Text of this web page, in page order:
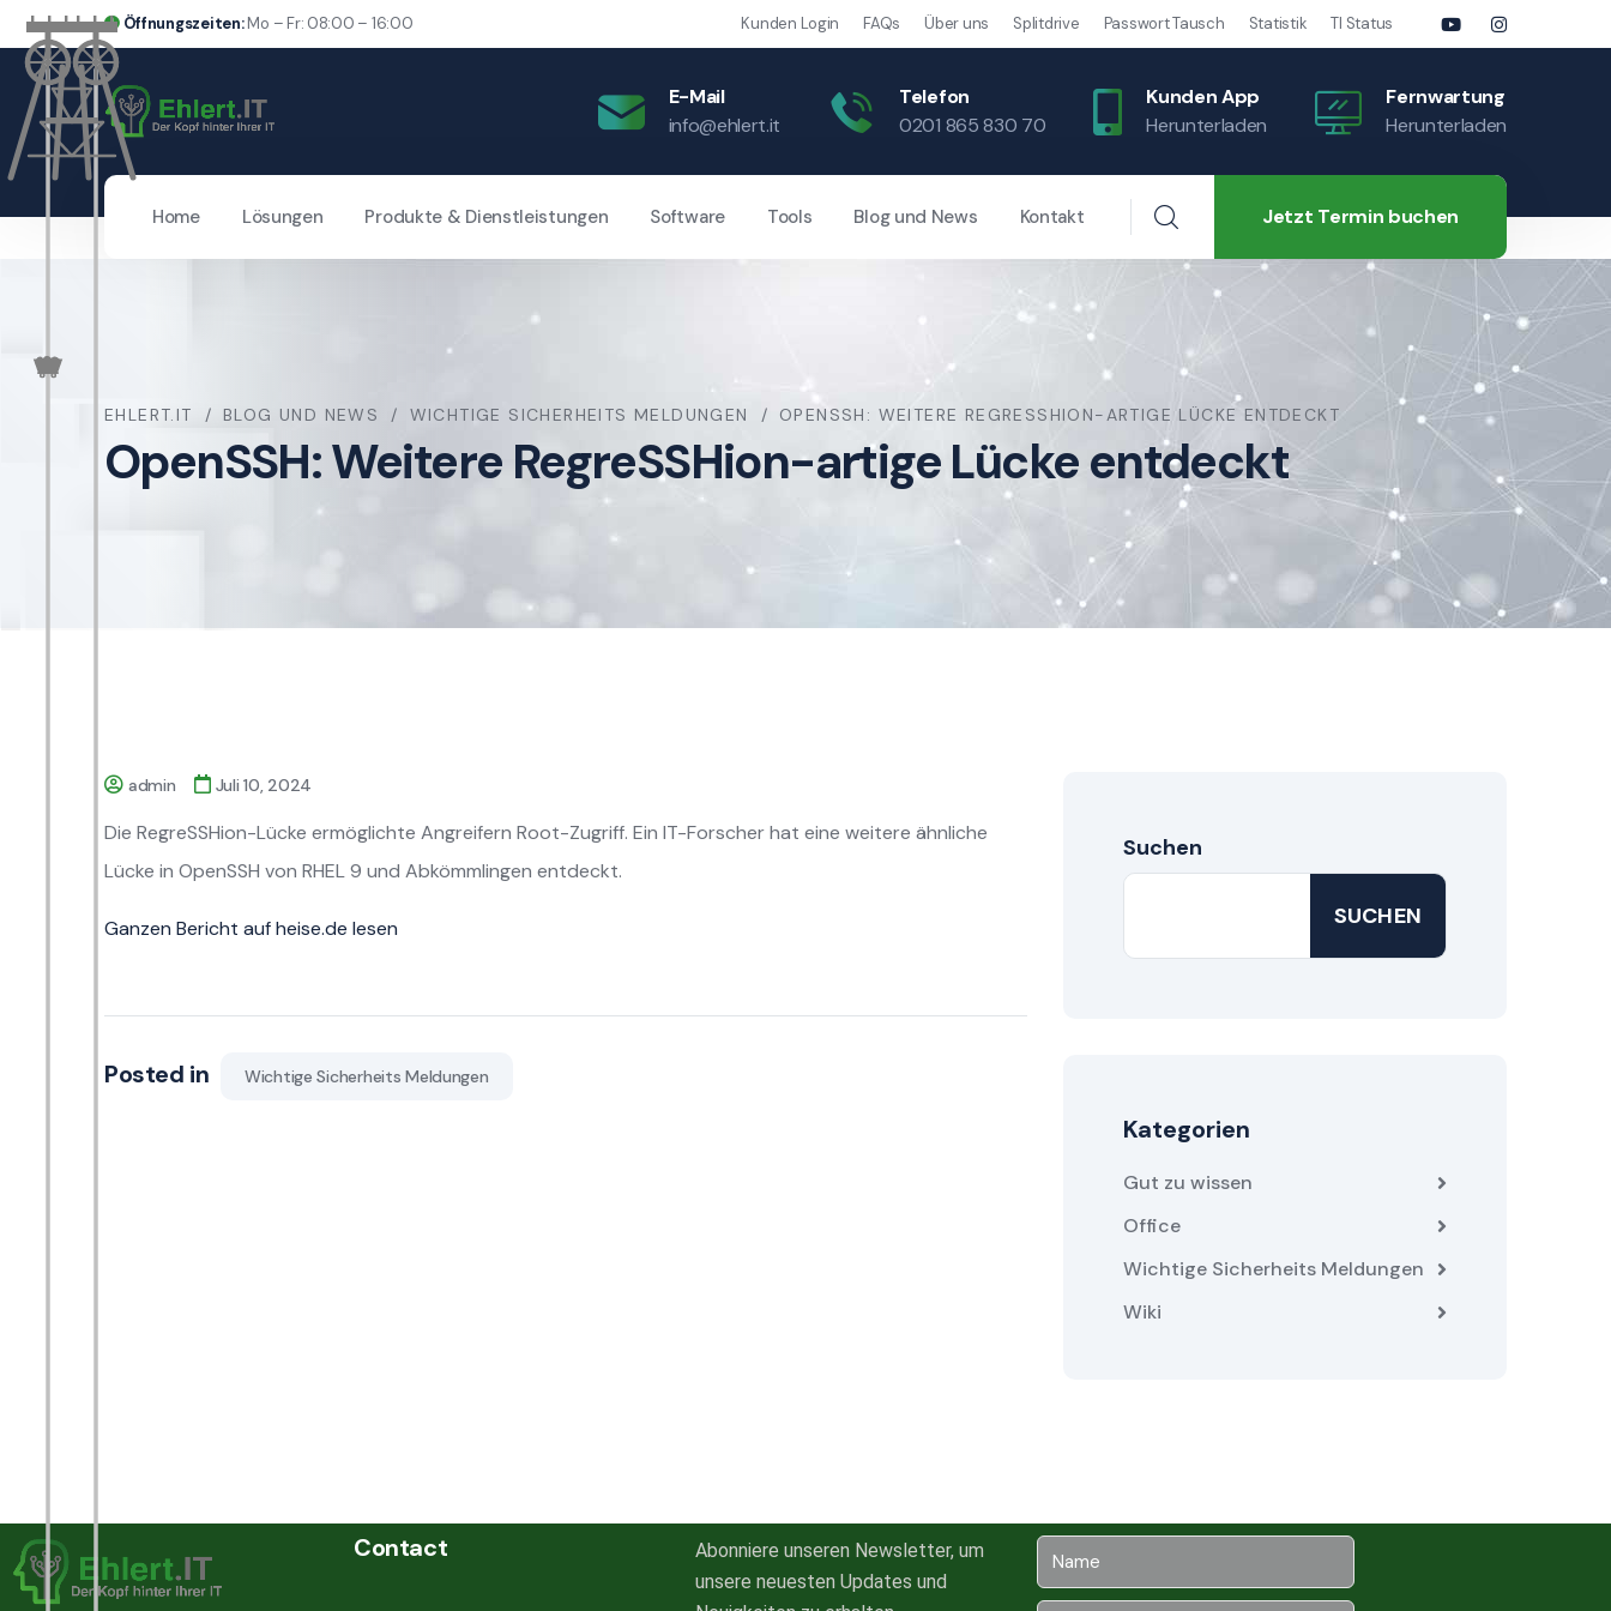
Öffnungszeiten:Mo – Fr: 08:00 – 16:00 Kunden Login FAQs Über uns Splitdrive Passwort Tausch Statistik TI Status
E-Mail
info@ehlert.it
Telefon
0201 865 830 70
Kunden App
Herunterladen
Fernwartung
Herunterladen
Home Lösungen Produkte & Dienstleistungen Software Tools Blog und News Kontakt Jetzt Termin buchen
EHLERT.IT BLOG UND NEWS WICHTIGE SICHERHEITS MELDUNGEN OPENSSH: WEITERE REGRESSHION-ARTIGE LÜCKE ENTDECKT
OpenSSH: Weitere RegreSSHion-artige Lücke entdeckt
admin Juli 10, 2024
Die RegreSSHion-Lücke ermöglichte Angreifern Root-Zugriff. Ein IT-Forscher hat eine weitere ähnliche
Lücke in OpenSSH von RHEL 9 und Abkömmlingen entdeckt.
Ganzen Bericht auf heise.de lesen
Posted in Wichtige Sicherheits Meldungen
Suchen
SUCHEN
Kategorien
Gut zu wissen
Office
Wichtige Sicherheits Meldungen
Wiki
Contact
Abonniere unseren Newsletter, um
unsere neuesten Updates und